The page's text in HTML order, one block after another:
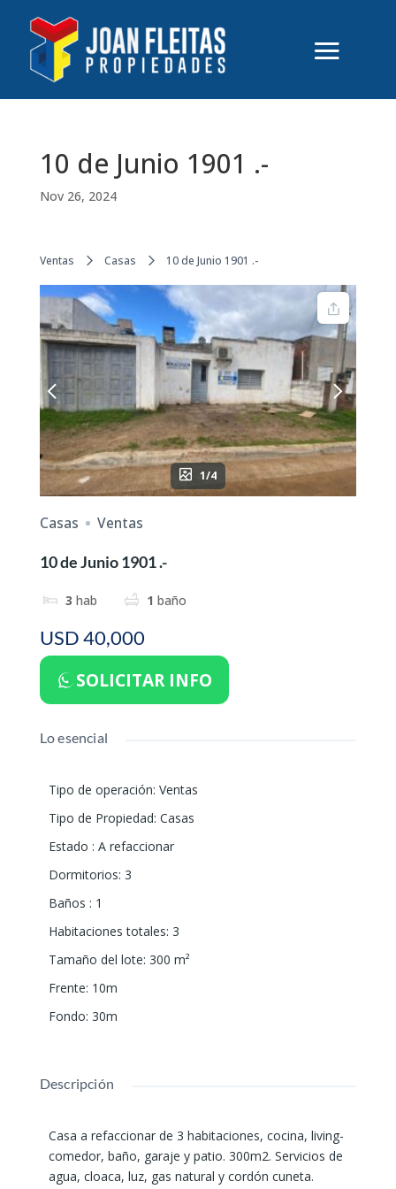
10 de Junio 1901 .-
Nov 26, 2024
Ventas Casas 10 de Junio 1901 .-
1/4
Casas
Ventas
10 de Junio 1901 .-
3 hab 1 baño
USD 40,000
SOLICITAR INFO
Lo esencial
Tipo de operación: Ventas
Tipo de Propiedad: Casas
Estado : A refaccionar
Dormitorios: 3
Baños : 1
Habitaciones totales: 3
Tamaño del lote: 300 m²
Frente: 10m
Fondo: 30m
Descripción
Casa a refaccionar de 3 habitaciones, cocina, living-
comedor, baño, garaje y patio. 300m2. Servicios de
agua, cloaca, luz, gas natural y cordón cuneta.